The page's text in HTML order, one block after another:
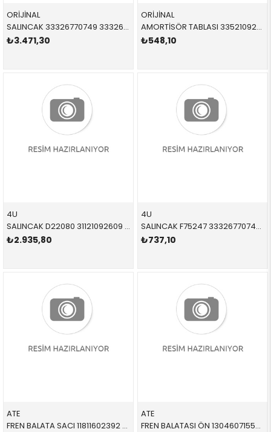
ORİJİNAL
SALINCAK 33326770749 33326770749 33326770749 E39 TAŞIYICI KOL SAĞ-SOL 1996-2005
₺3.471,30
ORİJİNAL
AMORTİSÖR TABLASI 33521092986 33521092986 33521092986 E36,E39,E38 ARA TABLA-ARKA SAĞ-SOL 1992-2003
₺548,10
4U
SALINCAK D22080 31121092609 31121092609 E39 3.5,4.0 ÖN-ÜST SOL 1996-2004
₺2.935,80
4U
SALINCAK F75247 33326770749 33326770749 E39 TAŞIYICI KOL SAĞ-SOL 1996-2005
₺737,10
ATE
FREN BALATA SACI 11811602392 34111164611 34116752424 E31,E38,E39,X3,X5 2.0,2.5,2.8,3.0 ÖN 1996-2004
ATE
FREN BALATASI ÖN 13046071552 34116761280 34116761279 E39 M51,M52,M54,M57 1996-2004